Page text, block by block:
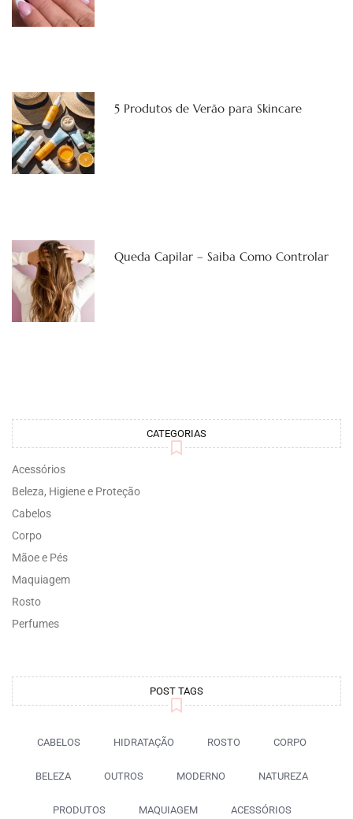
5 Produtos de Verão para Skincare
Queda Capilar – Saiba Como Controlar
CATEGORIAS
Acessórios
Beleza, Higiene e Proteção
Cabelos
Corpo
Mãoe e Pés
Maquiagem
Rosto
Perfumes
POST TAGS
CABELOS HIDRATAÇÃO ROSTO CORPO
BELEZA OUTROS MODERNO NATUREZA
PRODUTOS MAQUIAGEM ACESSÓRIOS